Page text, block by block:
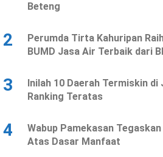
Beteng
2
Perumda Tirta Kahuripan
BUMD Jasa Air Terbaik dari
3
Inilah 10 Daerah Termiskin di
Ranking Teratas
4
Wabup Pamekasan
Atas Dasar Manfaat